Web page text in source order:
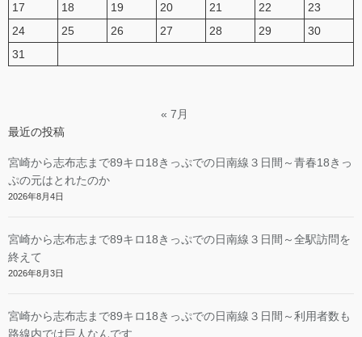
17 18 19 20 21 22
23
24
25 26 27 28 29
30
31
« 7月
最近の投稿
宮崎から志布志まで89キロ18きっぷでの日南線３日間～青春18きっ
ぷの元はとれたのか
2026年8月4日
宮崎から志布志まで89キロ18きっぷでの日南線３日間～全駅訪問を
終えて
2026年8月3日
宮崎から志布志まで89キロ18きっぷでの日南線３日間～利用者数も
路線内では巨人なんです